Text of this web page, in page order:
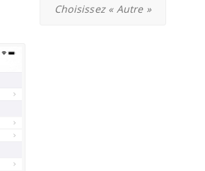
Choisissez « Autre »